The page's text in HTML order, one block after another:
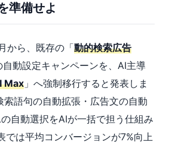
準備せよ
から、既存の「動的検索広告
自動設定キャンペーンを、AI主導
Max 」へ強制移行すると発表しま
索語句の自動拡張・広告文の自動
自動選択をAIが一括で担う仕組み
では平均コンバージョンが7%向上